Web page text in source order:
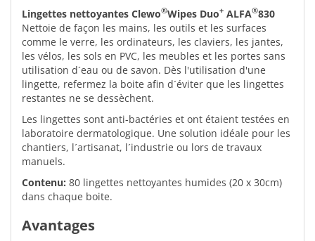
Lingettes nettoyantes Clewo®Wipes Duo+ ALFA®830
Nettoie de façon les mains, les outils et les surfaces
comme le verre, les ordinateurs, les claviers, les jantes,
les vélos, les sols en PVC, les meubles et les portes sans
utilisation d´eau ou de savon. Dès l'utilisation d'une
lingette, refermez la boite afin d´éviter que les lingettes
restantes ne se dessèchent.
Les lingettes sont anti-bactéries et ont étaient testées en
laboratoire dermatologique. Une solution idéale pour les
chantiers, l´artisanat, l´industrie ou lors de travaux
manuels.
Contenu: 80 lingettes nettoyantes humides (20 x 30cm)
dans chaque boite.
Avantages